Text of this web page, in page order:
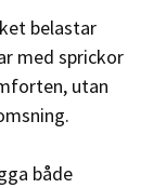
belastar
med sprickor
utan
både